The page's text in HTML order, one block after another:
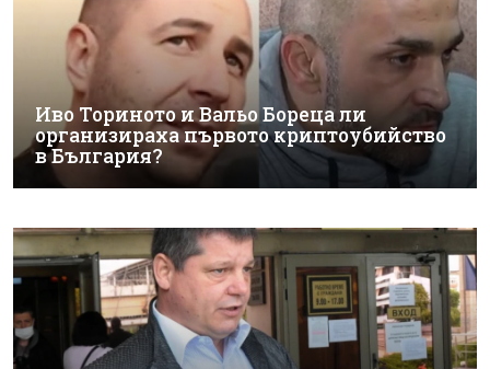
Иво Ториното и Вальо Бореца ли
организираха първото криптоубийство
в България?